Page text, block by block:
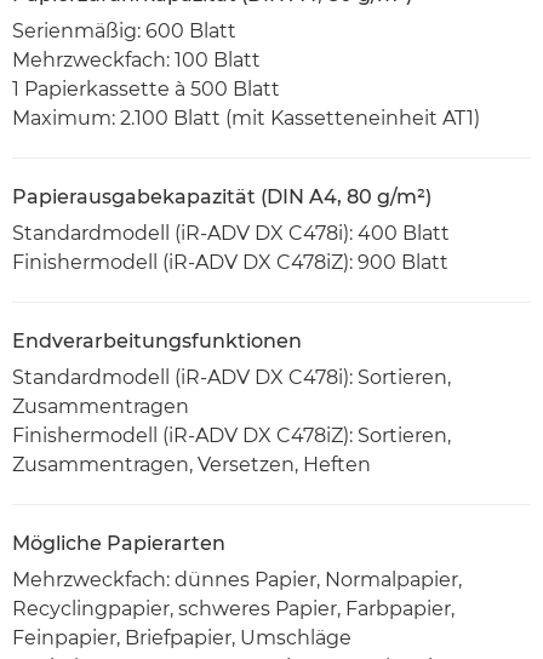
Serienmäßig: 600 Blatt
Mehrzweckfach: 100 Blatt
1 Papierkassette à 500 Blatt
Maximum: 2.100 Blatt (mit Kassetteneinheit AT1)
Papierausgabekapazität (DIN A4, 80 g/m²)
Standardmodell (iR-ADV DX C478i): 400 Blatt
Finishermodell (iR-ADV DX C478iZ): 900 Blatt
Endverarbeitungsfunktionen
Standardmodell (iR-ADV DX C478i): Sortieren,
Zusammentragen
Finishermodell (iR-ADV DX C478iZ): Sortieren,
Zusammentragen, Versetzen, Heften
Mögliche Papierarten
Mehrzweckfach: dünnes Papier, Normalpapier,
Recyclingpapier, schweres Papier, Farbpapier,
Feinpapier, Briefpapier, Umschläge